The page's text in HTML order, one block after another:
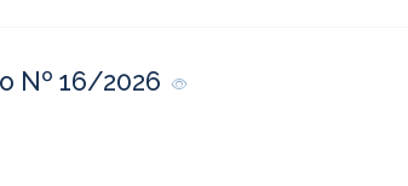
Nº 16/2026